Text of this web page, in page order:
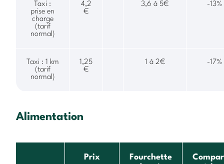
Taxi :
prise en
charge
(tarif
normal)
4,2
€
3,6 à 5€ -13%
Taxi : 1 km
(tarif
normal)
1,25
€
1 à 2€ -17%
Alimentation
Prix
Fourchette